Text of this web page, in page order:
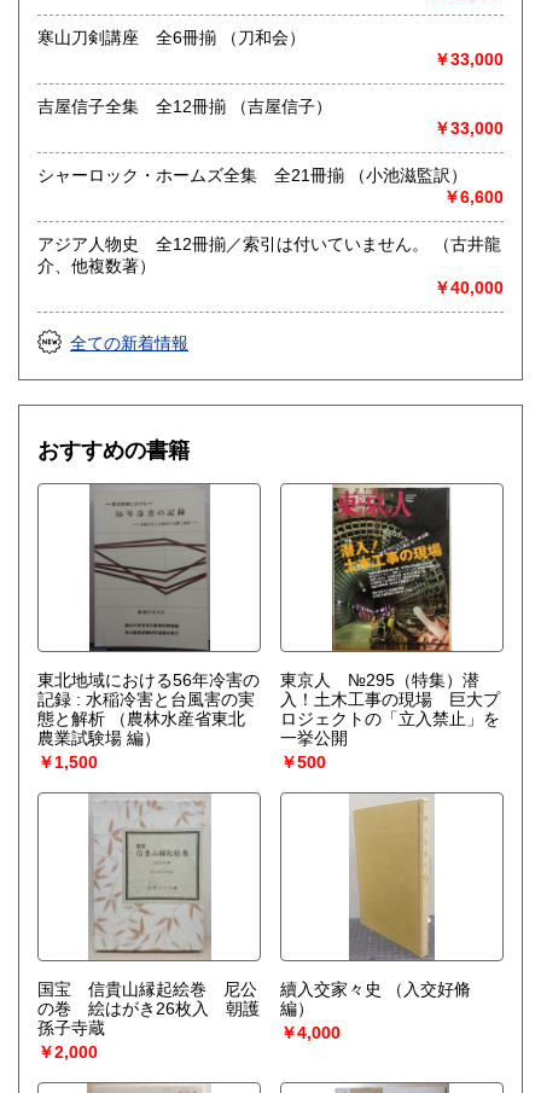
寒山刀剣講座 全6冊揃 （刀和会）
￥33,000
吉屋信子全集 全12冊揃 （吉屋信子）
￥33,000
シャーロック・ホームズ全集 全21冊揃 （小池滋監訳）
￥6,600
アジア人物史 全12冊揃／索引は付いていません。 （古井龍
介、他複数著）
￥40,000
全ての新着情報
おすすめの書籍
東北地域における56年冷害の
記録 : 水稲冷害と台風害の実
態と解析
（農林水産省東北
農業試験場 編）
￥1,500
東京人 №295（特集）潜
入！土木工事の現場 巨大プ
ロジェクトの「立入禁止」を
一挙公開
￥500
国宝 信貴山縁起絵巻 尼公
の巻 絵はがき26枚入 朝護
孫子寺蔵
￥2,000
續入交家々史
（入交好脩
編）
￥4,000